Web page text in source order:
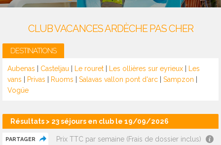
CLUB VACANCES ARDÈCHE PAS CHER
DESTINATIONS
Aubenas Casteljau Le rouret Les ollières sur eyrieux
Les
vans
Privas Ruoms Salavas vallon pont d'arc Sampzon
Vogüe
Résultats > 23 séjours en club le 19/09/2026
PARTAGER Prix TTC par semaine (Frais de dossier inclus)